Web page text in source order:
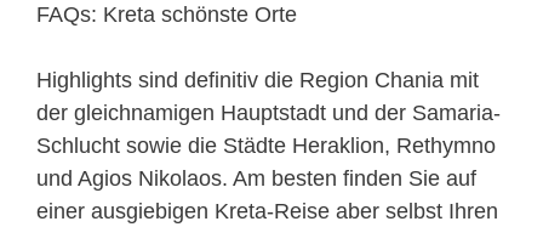
FAQs: Kreta schönste Orte
Highlights sind definitiv die Region Chania mit
der gleichnamigen Hauptstadt und der Samaria-
Schlucht sowie die Städte Heraklion, Rethymno
und Agios Nikolaos. Am besten finden Sie auf
einer ausgiebigen Kreta-Reise aber selbst Ihren